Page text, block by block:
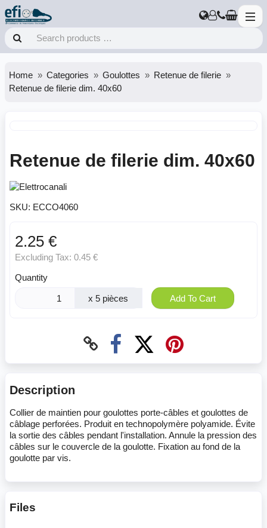
Home Categories Goulottes
Retenue de filerie
Retenue de filerie dim. 40x60
Retenue de filerie dim. 40x60
SKU: ECCO4060
2.25 €
Excluding Tax: 0.45 €
Quantity
x 5 pièces Add To Cart
Description
Collier de maintien pour goulottes porte-câbles et goulottes de
câblage perforées. Produit en technopolymère polyamide. Évite
la sortie des câbles pendant l'installation. Annule la pression des
câbles sur le couvercle de la goulotte. Fixation au fond de la
goulotte par vis.
Files